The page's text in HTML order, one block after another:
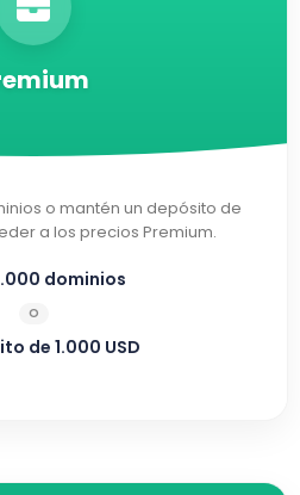
o mantén un depósito de
a los precios Premium.
dominios
O
de 1.000 USD